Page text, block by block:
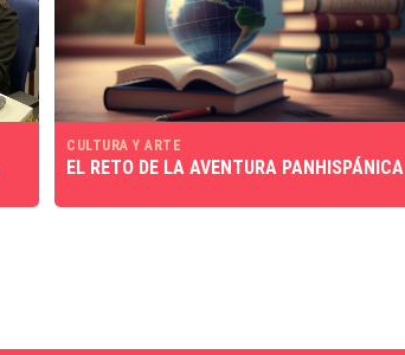
CULTURA Y ARTE
EL RETO DE LA AVENTURA PANHISPÁNICA